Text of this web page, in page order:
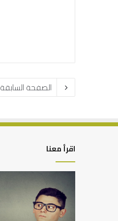
الصفحة السابقة
اقرأ معنا
من
أدبيات
تحمل
المسؤلية